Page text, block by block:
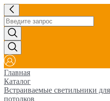
Главная
Каталог
Встраиваемые светильники
потолков